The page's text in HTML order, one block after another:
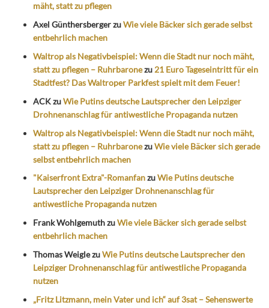
mäht, statt zu pflegen
Axel GünthersbergerzuWie viele Bäcker sich gerade selbst
entbehrlich machen
Waltrop als Negativbeispiel: Wenn die Stadt nur noch mäht,
statt zu pflegen – Ruhrbaronezu 21 Euro Tageseintritt für ein
Stadtfest? Das Waltroper Parkfest spielt mit dem Feuer!
ACKzuWie Putins deutsche Lautsprecher den Leipziger
Drohnenanschlag für antiwestliche Propaganda nutzen
Waltrop als Negativbeispiel: Wenn die Stadt nur noch mäht,
statt zu pflegen – RuhrbaronezuWie viele Bäcker sich gerade
selbst entbehrlich machen
"Kaiserfront Extra"-RomanfanzuWie Putins deutsche
Lautsprecher den Leipziger Drohnenanschlag für
antiwestliche Propaganda nutzen
Frank WohlgemuthzuWie viele Bäcker sich gerade selbst
entbehrlich machen
Thomas WeiglezuWie Putins deutsche Lautsprecher den
Leipziger Drohnenanschlag für antiwestliche Propaganda
nutzen
„Fritz Litzmann, mein Vater und ich“ auf 3sat – Sehenswerte